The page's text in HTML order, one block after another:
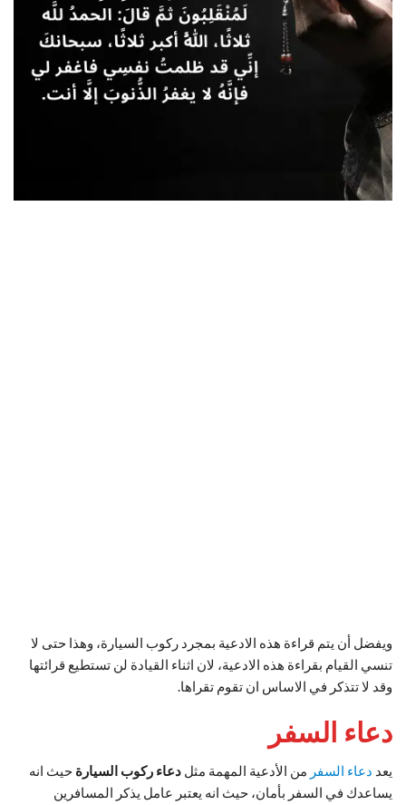
ويفضل أن يتم قراءة هذه الادعية بمجرد ركوب السيارة، وهذا حتى لا
تنسي القيام بقراءة هذه الادعية، لان اثناء القيادة لن تستطيع قرائتها
وقد لا تتذكر في الاساس ان تقوم تقراها.
دعاء السفر
يعد دعاء السفر من الأدعية المهمة مثل دعاء ركوب السيارة حيث انه
يساعدك في السفر بأمان، حيث انه يعتبر عامل يذكر المسافرين